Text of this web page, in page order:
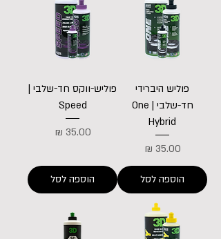
פוליש היברידי
חד-שלבי | One
Hybrid
מחיר
הוספה לסל
פוליש-ווקס חד-שלבי |
Speed
מחיר
הוספה לסל